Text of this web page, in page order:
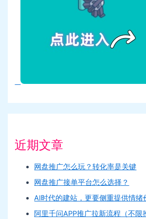
近期文章
网盘推广怎么玩？转化率是关键
网盘推广接单平台怎么选择？
AI时代的建站，更要侧重提供情绪
阿里千问APP推广拉新流程（不限